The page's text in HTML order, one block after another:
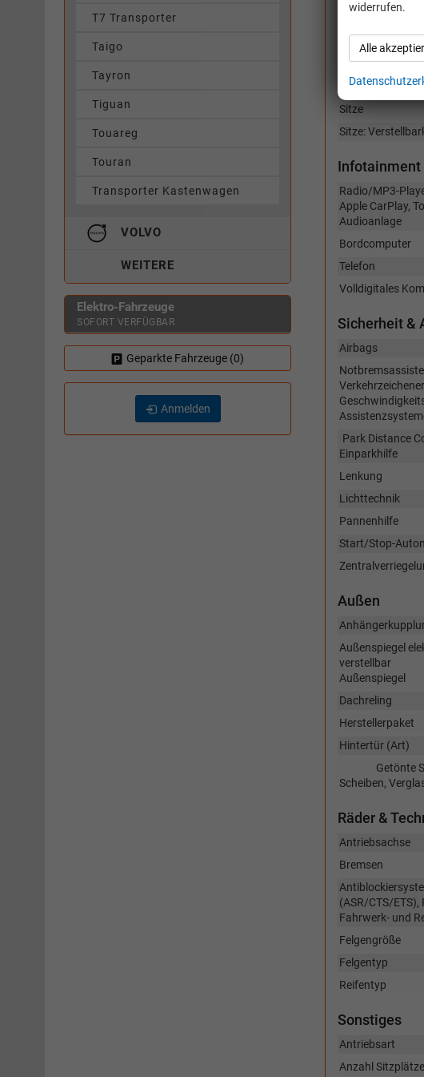
Innen
Fensterheber
Klimatisierung
Lenkrad
Sitze
Sitze:
Infotainment
Radio/MP3-
Apple CarPlay,
Audioanlage
Bordcomputer
Telefon
Volldigitales
Sicherheit &
Airbags
Park Distance
Einparkhilfe
Lenkung
Lichttechnik
Pannenhilfe
Start/Stop-
Außen
Außenspiegel
verstellbar
Außenspiegel
Dachreling
Herstellerpaket
Hintertür (Art)
Getönte
Scheiben,
Räder &
Antriebsachse
Bremsen
(ASR/CTS/
Fahrwerk- und
Felgengröße
Felgentyp
Reifentyp
Sonstiges
Antriebsart
Anzahl Sitzplätze
T7 Transporter
Taigo
Tayron
Tiguan
Touareg
Touran
Transporter Kastenwagen
VOLVO
WEITERE
Elektro-Fahrzeuge
SOFORT VERFÜGBAR
Geparkte Fahrzeuge (0)
Anmelden
widerrufen.
Alle